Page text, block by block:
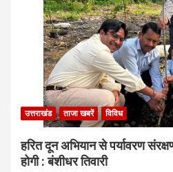
उत्तराखंड ताजा खबरें विविध
हरित दून अभियान से पर्यावरण
होगी : बंशीधर तिवारी